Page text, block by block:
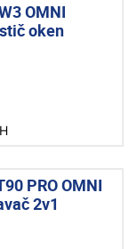
OMNI
oken
PRO OMNI
2v1